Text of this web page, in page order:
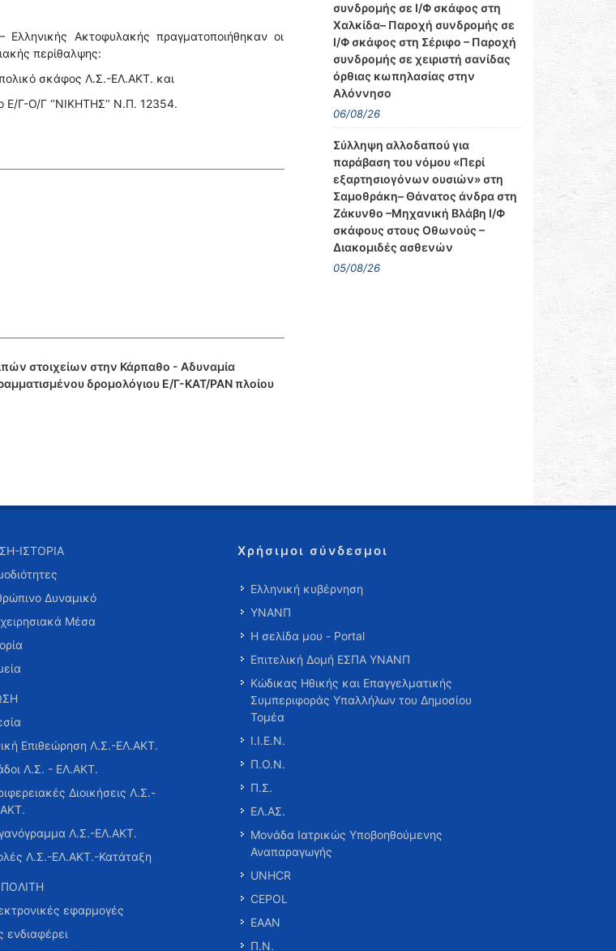
Ακτοφυλακής πραγματοποιήθηκαν οι
περίθαλψης:
σκάφος Λ.Σ.-ΕΛ.ΑΚΤ. και
Γ-Ο/Γ ‘’ΝΙΚΗΤΗΣ‘’ Ν.Π. 12354.
στοιχείων στην Κάρπαθο - Αδυναμία
δρομολόγιου Ε/Γ-ΚΑΤ/ΡΑΝ πλοίου
συνδρομής σε Ι/Φ σκάφος στη
Χαλκίδα– Παροχή συνδρομής σε
Ι/Φ σκάφος στη Σέριφο – Παροχή
συνδρομής σε χειριστή σανίδας
όρθιας κωπηλασίας στην
Αλόννησο
06/08/26
Σύλληψη αλλοδαπού για
παράβαση του νόμου «Περί
εξαρτησιογόνων ουσιών» στη
Σαμοθράκη– Θάνατος άνδρα στη
Ζάκυνθο –Μηχανική Βλάβη Ι/Φ
σκάφους στους Οθωνούς –
Διακομιδές ασθενών
05/08/26
ΙΣΤΟΡΙΑ
Δυναμικό
Μέσα
Επιθεώρηση Λ.Σ.-ΕΛ.ΑΚΤ.
Λ.Σ. - ΕΛ.ΑΚΤ.
Διοικήσεις Λ.Σ.-
Λ.Σ.-ΕΛ.ΑΚΤ.
Λ.Σ.-ΕΛ.ΑΚΤ.-Κατάταξη
εφαρμογές
ενδιαφέρει
Χρήσιμοι σύνδεσμοι
Ελληνική κυβέρνηση
ΥΝΑΝΠ
Η σελίδα μου - Portal
Επιτελική Δομή ΕΣΠΑ ΥΝΑΝΠ
Κώδικας Ηθικής και Επαγγελματικής
Συμπεριφοράς Υπαλλήλων του Δημοσίου
Τομέα
Ι.Ι.Ε.Ν.
Π.Ο.Ν.
Π.Σ.
ΕΛ.ΑΣ.
Μονάδα Ιατρικώς Υποβοηθούμενης
Αναπαραγωγής
UNHCR
CEPOL
ΕΑΑΝ
Π.Ν.